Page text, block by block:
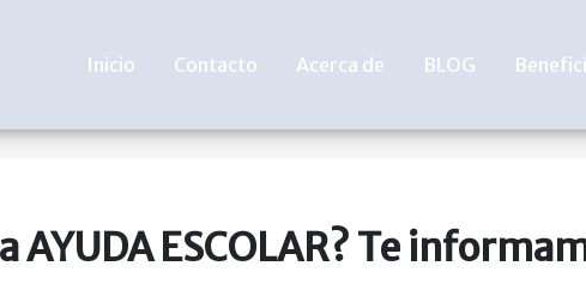
Inicio Contacto Acerca de BLOG
AYUDA ESCOLAR? Te